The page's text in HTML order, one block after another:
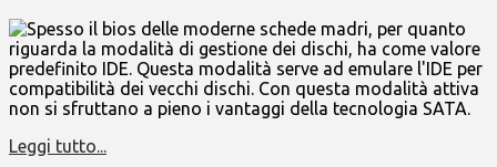
Spesso il bios delle moderne schede madri, per quanto
riguarda la modalità di gestione dei dischi, ha come valore
predefinito IDE. Questa modalità serve ad emulare l'IDE per
compatibilità dei vecchi dischi. Con questa modalità attiva
non si sfruttano a pieno i vantaggi della tecnologia SATA.
Leggi tutto...